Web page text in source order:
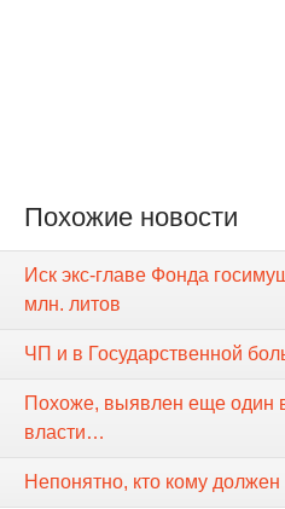
Похожие новости
Иск экс-главе Фонда
млн. литов
ЧП и в Государственной
Похоже, выявлен еще один
власти…
Непонятно, кто кому должен